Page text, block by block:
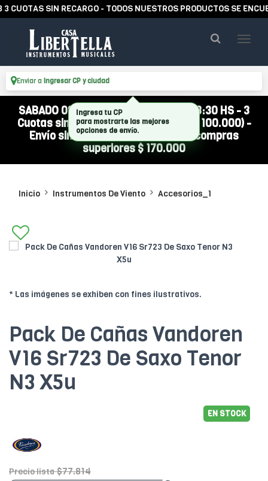
SIN RECARGO - TODOS NUESTROS PRODUCTOS SE
Enviar a Ingresar CP y ciudad
SABADO 08/08 ABIERTO DE 10:00 A 13:30 HS - 3
Cuotas sin interés (compra mínima $ 100.000) -
Envío sin cargo a todo el país por compras
superiores $ 170.000
Inicio Instrumentos De Viento Accesorios_1
* Las imágenes se exhiben con fines ilustrativos.
Pack De Cañas Vandoren
V16 Sr723 De Saxo Tenor
N3 X5u
EN STOCK
Precio lista $77.814